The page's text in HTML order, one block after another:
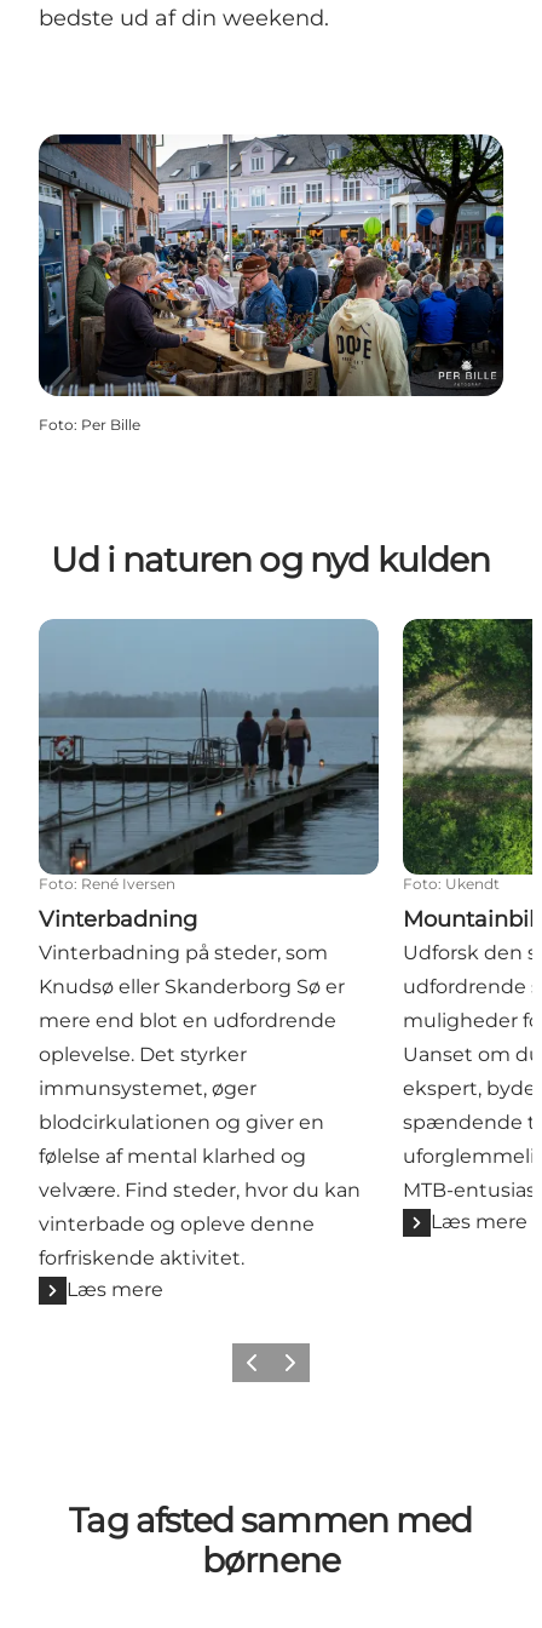
bedste ud af din weekend.
Foto: Per Bille
Ud i naturen og nyd kulden
Vinterbadning
Foto: René Iversen
Vinterbadning
Vinterbadning på steder, som
Knudsø eller Skanderborg Sø er
mere end blot en udfordrende
oplevelse. Det styrker
immunsystemet, øger
blodcirkulationen og giver en
følelse af mental klarhed og
velvære. Find steder, hvor du kan
vinterbade og opleve denne
forfriskende aktivitet.
Læs mere
Mountainbike
Foto: Ukendt
Udforsk den
udfordrende
muligheder
Uanset om
ekspert,
spændende
MTB-
Læs mere
Forrige billede
Næste billede
Tag afsted sammen med
børnene